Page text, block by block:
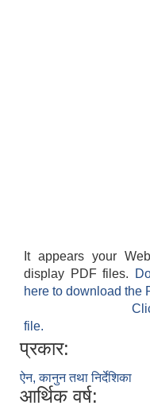
It appears your
display PDF files.
here to download the
file.
प्रकार:
ऐन, कानुन तथा निर्देशिका
आर्थिक वर्ष: